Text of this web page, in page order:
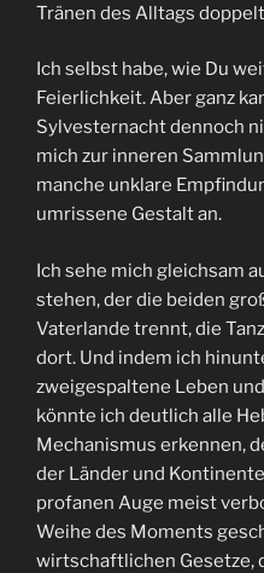
Tränen des Alltags
Ich selbst habe, wie Du
Feierlichkeit. Aber ganz
Sylvesternacht dennoch
mich zur inneren
manche unklare
umrissene Gestalt an.
Ich sehe mich gleichsam
stehen, der die beiden
Vaterlande trennt, die
dort. Und indem ich
zweigespaltene Leben
könnte ich deutlich alle
Mechanismus erkennen,
der Länder und
profanen Auge meist
Weihe des Moments
wirtschaftlichen Gesetze,